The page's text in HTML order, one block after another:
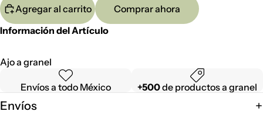
Agregar al carrito
Comprar ahora
Información del Artículo
Ajo a granel
Envíos a todo México +500de productos a granel
Envíos